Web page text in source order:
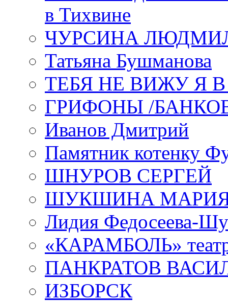
в Тихвине
ЧУРСИНА
Татьяна Бушманова
ТЕБЯ НЕ ВИЖУ Я
ГРИФОНЫ /
Иванов Дмитрий
Памятник котенку
ШНУРОВ СЕРГЕЙ
ШУКШИНА
Лидия Федосеева-
«КАРАМБОЛЬ»
ПАНКРАТОВ
ИЗБОРСК